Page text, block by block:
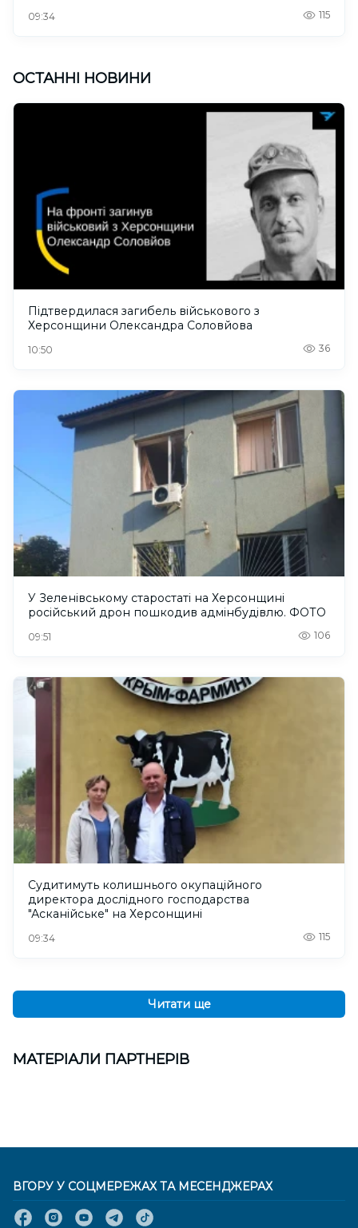
09:34 115
ОСТАННІ НОВИНИ
Підтвердилася загибель військового з
Херсонщини Олександра Соловйова
10:50 36
У Зеленівському старостаті на Херсонщині
російський дрон пошкодив адмінбудівлю. ФОТО
09:51 106
Судитимуть колишнього окупаційного
директора дослідного господарства
"Асканійське" на Херсонщині
09:34 115
Читати ще
МАТЕРІАЛИ ПАРТНЕРІВ
ВГОРУ У СОЦМЕРЕЖАХ ТА МЕСЕНДЖЕРАХ